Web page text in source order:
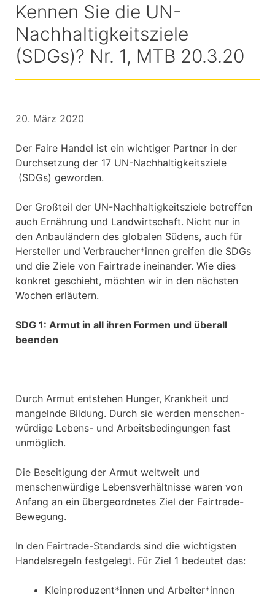
Kennen Sie die UN-
Nachhaltigkeitsziele
(SDGs)? Nr. 1, MTB 20.3.20
20. März 2020
Der Faire Handel ist ein wichtiger Partner in der
Durchsetzung der 17 UN-Nachhaltigkeitsziele
(SDGs) geworden.
Der Großteil der UN-Nachhaltigkeitsziele betreffen
auch Ernährung und Landwirtschaft. Nicht nur in
den Anbauländern des globalen Südens, auch für
Hersteller und Verbraucher*innen greifen die SDGs
und die Ziele von Fairtrade ineinander. Wie dies
konkret geschieht, möchten wir in den nächsten
Wochen erläutern.
SDG 1: Armut in all ihren Formen und überall
beenden
Durch Armut entstehen Hunger, Krankheit und
mangelnde Bildung. Durch sie werden menschen-
würdige Lebens- und Arbeitsbedingungen fast
unmöglich.
Die Beseitigung der Armut weltweit und
menschenwürdige Lebensverhältnisse waren von
Anfang an ein übergeordnetes Ziel der Fairtrade-
Bewegung.
In den Fairtrade-Standards sind die wichtigsten
Handelsregeln festgelegt. Für Ziel 1 bedeutet das:
Kleinproduzent*innen und Arbeiter*innen